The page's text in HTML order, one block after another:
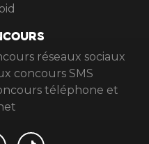
réseaux sociaux
concours SMS
téléphone et